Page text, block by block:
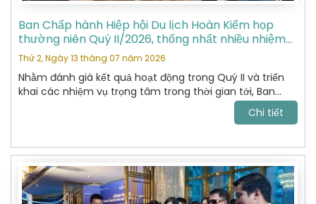
Ban Chấp hành Hiệp hội Du lịch Hoàn Kiếm họp
thường niên Quý II/2026, thống nhất nhiều nhiệm
vụ trọng tâm
Thứ 2, Ngày 13 tháng 07 năm 2026
Nhằm đánh giá kết quả hoạt động trong Quý II và triển
khai các nhiệm vụ trọng tâm trong thời gian tới, Ban
Chấp hành Hiệp hội Du lịch Hoàn Kiếm đã tổ chức cuộc
họp thường niên Quý II năm 2026 với sự tham dự của
môn.
Chi tiết